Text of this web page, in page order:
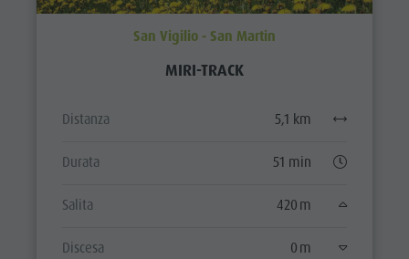
San Vigilio - San Martin
MIRI-TRACK
Distanza 5,1 km
Durata 51 min
Salita 420 m
Discesa 0 m